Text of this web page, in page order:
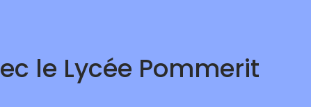
le Lycée Pommerit